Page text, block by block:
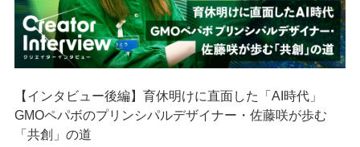
【インタビュー後編】育休明けに直面した「AI時代」
GMOペパボのプリンシパルデザイナー・佐藤咲が歩む
「共創」の道